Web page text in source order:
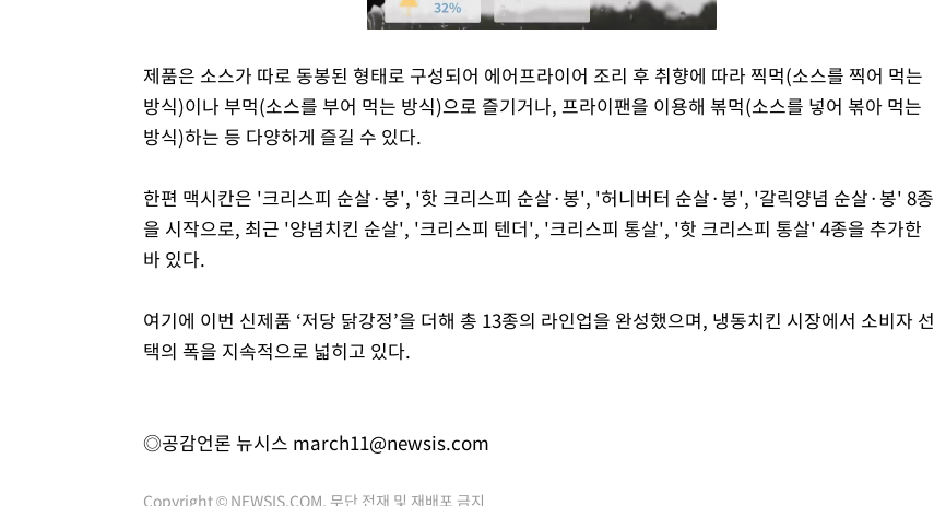
Mute
제품은 소스가 따로 동봉된 형태로 구성되어 에어프라이어 조리 후 취향에 따라 찍먹(소스를 찍어 먹는
방식)이나 부먹(소스를 부어 먹는 방식)으로 즐기거나, 프라이팬을 이용해 볶먹(소스를 넣어 볶아 먹는
방식)하는 등 다양하게 즐길 수 있다.
한편 맥시칸은 '크리스피 순살·봉', '핫 크리스피 순살·봉', '허니버터 순살·봉', '갈릭양념 순살·봉' 8종
을 시작으로, 최근 '양념치킨 순살', '크리스피 텐더', '크리스피 통살', '핫 크리스피 통살' 4종을 추가한
바 있다.
여기에 이번 신제품 ‘저당 닭강정’을 더해 총 13종의 라인업을 완성했으며, 냉동치킨 시장에서 소비자 선
택의 폭을 지속적으로 넓히고 있다.
◎공감언론 뉴시스 march11@newsis.com
Copyright © NEWSIS.COM, 무단 전재 및 재배포 금지